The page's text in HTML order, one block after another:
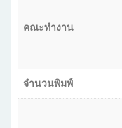
คณะทำงาน
จำนวนพิมพ์